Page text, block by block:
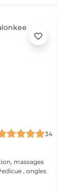
34
massages
, ongles